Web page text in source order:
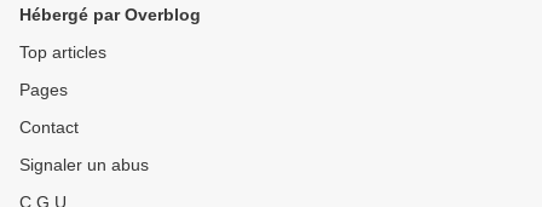
Hébergé par Overblog
Top articles
Pages
Contact
Signaler un abus
C.G.U.